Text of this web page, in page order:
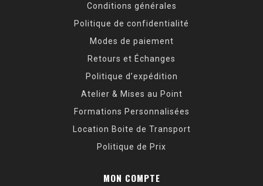
Conditions générales
Politique de confidentialité
Modes de paiement
Retours et Échanges
Politique d’expédition
Atelier & Mises au Point
Formations Personnalisées
Location Boite de Transport
Politique de Prix
MON COMPTE